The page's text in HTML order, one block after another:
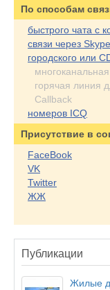
По cпособам
быстрого чата с
связи через Skype
городского или
горячая линия
Callback
номеров ICQ
Присутствие в
FaceBook
VK
Twitter
ЖЖ
Публикации
Жилые